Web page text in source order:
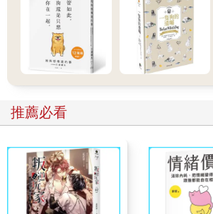
推薦必看